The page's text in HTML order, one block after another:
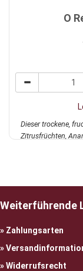
O
Dieser trockene,
Zitrusfrüchten,
Weiterführende
Zahlungsarten
Widerrufsrecht